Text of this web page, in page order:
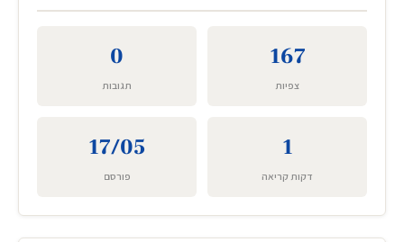
167
צפיות
0
תגובות
1
דקות קריאה
17/05
פורסם